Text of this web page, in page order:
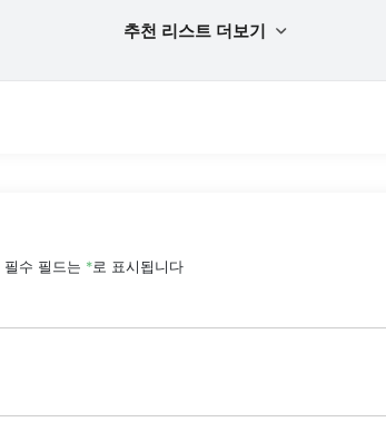
추천 리스트 더보기
필수 필드는 *로 표시됩니다